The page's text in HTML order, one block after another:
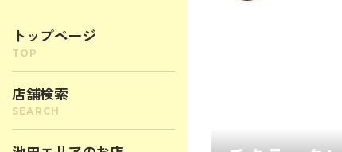
トップページ
店舗検索